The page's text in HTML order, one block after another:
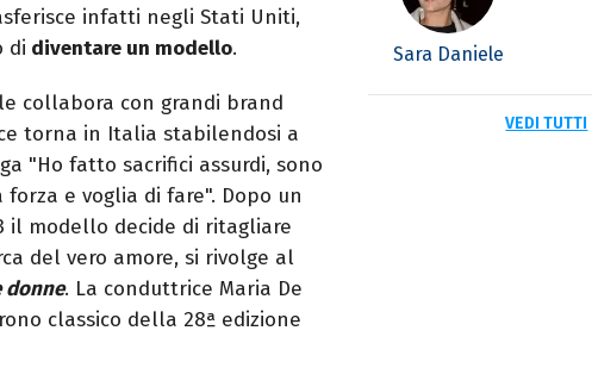
infatti negli Stati Uniti,
di diventare un modello.
collabora con grandi brand
torna in Italia stabilendosi a
"Ho fatto sacrifici assurdi, sono
e voglia di fare". Dopo un
il modello decide di ritagliare
del vero amore, si rivolge al
donne. La conduttrice Maria De
classico della 28ª edizione
Sara Daniele
VEDI TUTTI